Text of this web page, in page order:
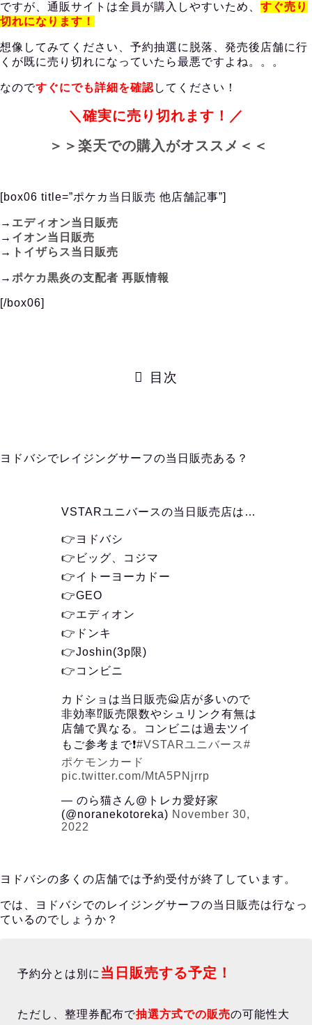
ですが、通販サイトは全員が購入しやすいため、 すぐ売り
切れになります！
想像してみてください、予約抽選に脱落、発売後店舗に行
くが既に売り切れになっていたら最悪ですよね。。。
なのですぐにでも詳細を確認 してください！
＼確実に売り切れます！／
＞＞楽天での購入がオススメ＜＜
[box06 title=”ポケカ当日販売 他店舗記事”]
→ エディオン当日販売
→ イオン当日販売
→
トイザらス当日販売
→ ポケカ黒炎の支配者 再販情報
[/box06]
目次
ヨドバシでレイジングサーフの当日販売ある？
VSTARユニバースの当日販売店は…
👉ヨドバシ
👉ビッグ、コジマ
👉イトーヨーカドー
👉GEO
👉エディオン
👉ドンキ
👉Joshin(3p限)
👉コンビニ
カドショは当日販売🙅店が多いので
非効率⁉️販売限数やシュリンク有無は
店舗で異なる。コンビニは過去ツイ
もご参考まで❗️#VSTARユニバース #
ポケモンカード
pic.twitter.com/MtA5PNjrrp
— のら猫さん@トレカ愛好家
(@noranekotoreka) November 30,
2022
ヨドバシの多くの店舗では予約受付が終了しています。
では、ヨドバシでのレイジングサーフの当日販売は行なっ
ているのでしょうか？
予約分とは別に 当日販売する予定！
ただし、整理券配布で抽選方式での販売の可能性大